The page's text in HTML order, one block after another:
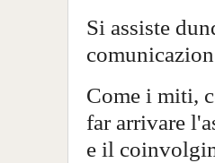
Si assiste
Come i miti,
far arrivare
e il